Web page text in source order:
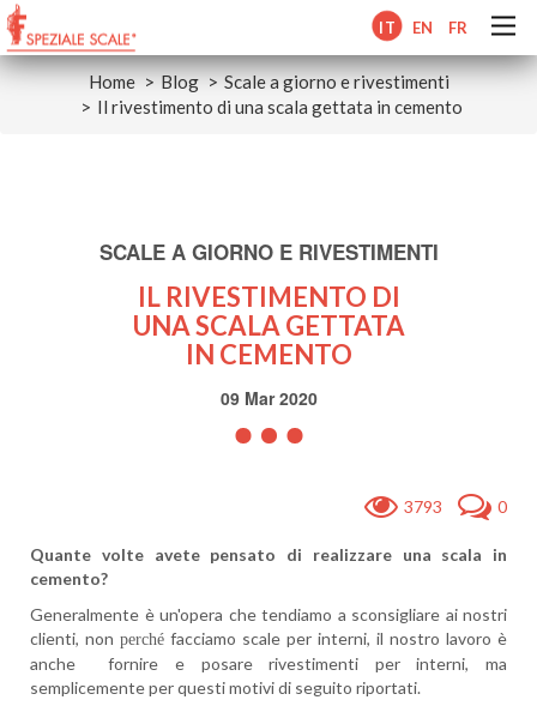
IT EN FR
Home Blog
Scale a giorno e rivestimenti
Il rivestimento di una scala gettata in cemento
SCALE A GIORNO E RIVESTIMENTI
IL RIVESTIMENTO DI
UNA SCALA GETTATA
IN CEMENTO
09 Mar 2020
3793 0
Quante volte avete pensato di realizzare una scala in
cemento?
Generalmente è un'opera che tendiamo a sconsigliare ai nostri
clienti, non perché facciamo scale per interni, il nostro lavoro è
anche fornire e posare rivestimenti per interni, ma
semplicemente per questi motivi di seguito riportati.